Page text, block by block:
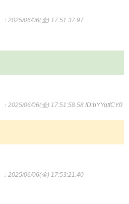
：2025/06/06(金) 17:51:37.97
：2025/06/06(金) 17:51:58.58 ID:bYYqtfCY0
：2025/06/06(金) 17:53:21.40